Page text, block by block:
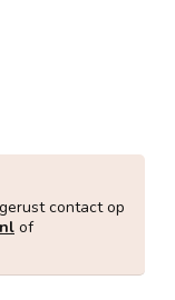
contact op
of